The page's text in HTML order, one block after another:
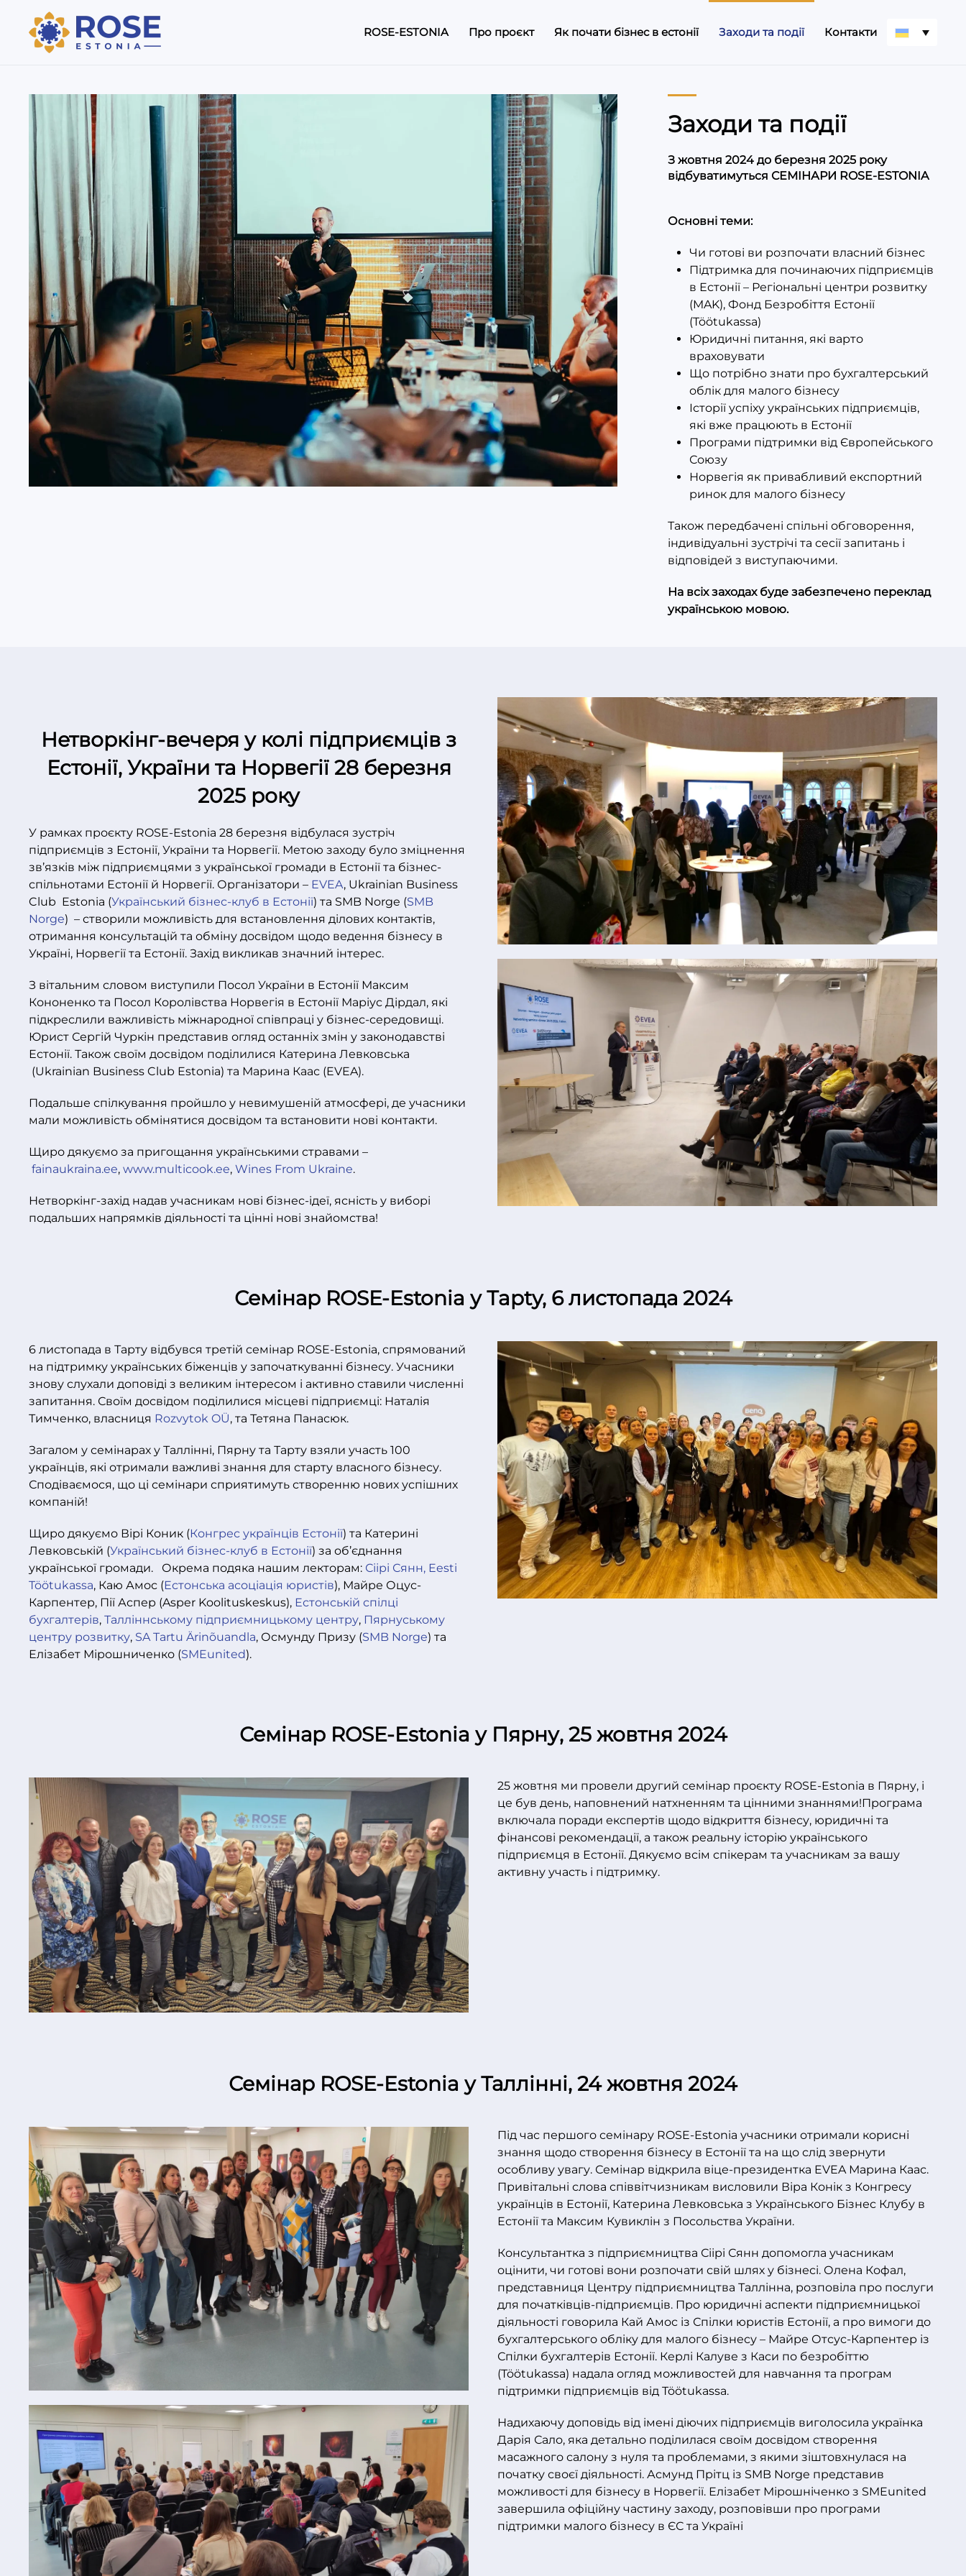
ROSE-ESTONIA Про проєкт Як почати бізнес в естонії Заходи та події Контакти
Заходи та події
З жовтня 2024 до березня 2025 року
відбуватимуться СЕМІНАРИ ROSE-ESTONIA
Основні теми:
Чи готові ви розпочати власний бізнес
Підтримка для починаючих підприємців
в Естонії – Регіональні центри розвитку
(MAK), Фонд Безробіття Естонії
(Töötukassa)
Юридичні питання, які варто
враховувати
Що потрібно знати про бухгалтерський
облік для малого бізнесу
Історії успіху українських підприємців,
які вже працюють в Естонії
Програми підтримки від Європейського
Союзу
Норвегія як привабливий експортний
ринок для малого бізнесу
Також передбачені спільні обговорення,
індивідуальні зустрічі та сесії запитань і
відповідей з виступаючими.
На всіх заходах буде забезпечено переклад
українською мовою.
Нетворкінг-вечеря у колі підприємців з
Естонії, України та Норвегії 28 березня
2025 року
У рамках проєкту ROSE-Estonia 28 березня відбулася зустріч
підприємців з Естонії, України та Норвегії. Метою заходу було зміцнення
зв’язків між підприємцями з української громади в Естонії та бізнес-
спільнотами Естонії й Норвегії. Організатори – EVEA, Ukrainian Business
Club Estonia (Український бізнес-клуб в Естонії) та SMB Norge (SMB
Norge) – створили можливість для встановлення ділових контактів,
отримання консультацій та обміну досвідом щодо ведення бізнесу в
Україні, Норвегії та Естонії. Захід викликав значний інтерес.
З вітальним словом виступили Посол України в Естонії Максим
Кононенко та Посол Королівства Норвегія в Естонії Маріус Дірдал, які
підкреслили важливість міжнародної співпраці у бізнес-середовищі.
Юрист Сергій Чуркін представив огляд останніх змін у законодавстві
Естонії. Також своїм досвідом поділилися Катерина Левковська
(Ukrainian Business Club Estonia) та Марина Каас (EVEA).
Подальше спілкування пройшло у невимушеній атмосфері, де учасники
мали можливість обмінятися досвідом та встановити нові контакти.
Щиро дякуємо за пригощання українськими стравами –
fainaukraina.ee, www.multicook.ee, Wines From Ukraine.
Нетворкінг-захід надав учасникам нові бізнес-ідеї, ясність у виборі
подальших напрямків діяльності та цінні нові знайомства!
Семінар ROSE-Estonia у Тapty, 6 листопада 2024
6 листопада в Тарту відбувся третій семінар ROSE-Estonia, спрямований
на підтримку українських біженців у започаткуванні бізнесу. Учасники
знову слухали доповіді з великим інтересом і активно ставили численні
запитання. Своїм досвідом поділилися місцеві підприємці: Наталія
Тимченко, власниця Rozvytok OÜ, та Тетяна Панасюк.
Загалом у семінарах у Таллінні, Пярну та Тарту взяли участь 100
українців, які отримали важливі знання для старту власного бізнесу.
Сподіваємося, що ці семінари сприятимуть створенню нових успішних
компаній!
Щиро дякуємо Вірі Коник (Конгрес українців Естонії) та Катерині
Левковській (Український бізнес-клуб в Естонії) за об’єднання
української громади. Окрема подяка нашим лекторам: Сіірі Сянн, Eesti
Töötukassa, Каю Амос (Естонська асоціація юристів), Майре Оцус-
Карпентер, Пії Аспер (Asper Koolituskeskus), Естонській спілці
бухгалтерів, Талліннському підприємницькому центру, Пярнуському
центру розвитку, SA Tartu Ärinõuandla, Осмунду Призу (SMB Norge) та
Елізабет Мірошниченко (SMEunited).
Семінар ROSE-Estonia у Пярну, 25 жовтня 2024
25 жовтня ми провели другий семінар проєкту ROSE-Estonia в Пярну, і
це був день, наповнений натхненням та цінними знаннями!Програма
включала поради експертів щодо відкриття бізнесу, юридичні та
фінансові рекомендації, а також реальну історію українського
підприємця в Естонії. Дякуємо всім спікерам та учасникам за вашу
активну участь і підтримку.
Семінар ROSE-Estonia у Таллінні, 24 жовтня 2024
Під час першого семінару ROSE-Estonia учасники отримали корисні
знання щодо створення бізнесу в Естонії та на що слід звернути
особливу увагу. Семінар відкрила віце-президентка EVEA Марина Каас.
Привітальні слова співвітчизникам висловили Віра Конік з Конгресу
українців в Естонії, Катерина Левковська з Українського Бізнес Клубу в
Естонії та Максим Кувиклін з Посольства України.
Консультантка з підприємництва Сіірі Сянн допомогла учасникам
оцінити, чи готові вони розпочати свій шлях у бізнесі. Олена Кофал,
представниця Центру підприємництва Таллінна, розповіла про послуги
для початківців-підприємців. Про юридичні аспекти підприємницької
діяльності говорила Кай Амос із Спілки юристів Естонії, а про вимоги до
бухгалтерського обліку для малого бізнесу – Майре Отсус-Карпентер із
Спілки бухгалтерів Естонії. Керлі Калуве з Каси по безробіттю
(Töötukassa) надала огляд можливостей для навчання та програм
підтримки підприємців від Töötukassa.
Надихаючу доповідь від імені діючих підприємців виголосила українка
Дарія Сало, яка детально поділилася своїм досвідом створення
масажного салону з нуля та проблемами, з якими зіштовхнулася на
початку своєї діяльності. Асмунд Прітц із SMB Norge представив
можливості для бізнесу в Норвегії. Елізабет Мірошніченко з SMEunited
завершила офіційну частину заходу, розповівши про програми
підтримки малого бізнесу в ЄС та Україні